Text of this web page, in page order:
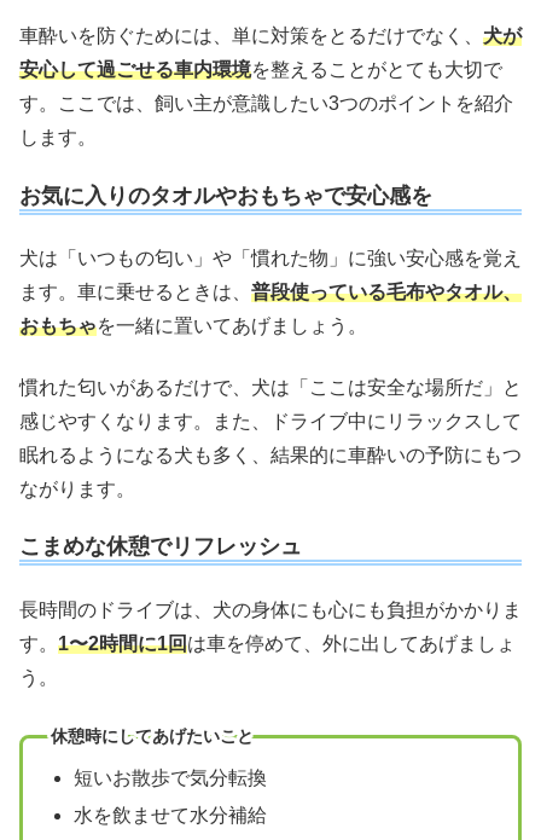
車酔いを防ぐためには、単に対策をとるだけでなく、 犬が
安心して過ごせる車内環境を整えることがとても大切で
す。ここでは、飼い主が意識したい3つのポイントを紹介
します。
お気に入りのタオルやおもちゃで安心感を
犬は「いつもの匂い」や「慣れた物」に強い安心感を覚え
ます。車に乗せるときは、 普段使っている毛布やタオル、
おもちゃを一緒に置いてあげましょう。
慣れた匂いがあるだけで、犬は「ここは安全な場所だ」と
感じやすくなります。また、ドライブ中にリラックスして
眠れるようになる犬も多く、結果的に車酔いの予防にもつ
ながります。
こまめな休憩でリフレッシュ
長時間のドライブは、犬の身体にも心にも負担がかかりま
す。 1〜2時間に1回は車を停めて、外に出してあげましょ
う。
休憩時にしてあげたいこと
短いお散歩で気分転換
水を飲ませて水分補給